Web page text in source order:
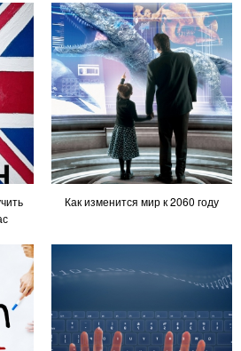
Как изменится мир к 2060 году